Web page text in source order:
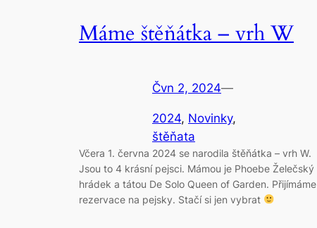
Máme štěňátka – vrh W
Čvn 2, 2024—
2024, Novinky
štěňata
Včera 1. června 2024 se narodila štěňátka – vrh W.
Jsou to 4 krásní pejsci. Mámou je Phoebe Želečský
hrádek a tátou De Solo Queen of Garden. Přijímáme
rezervace na pejsky. Stačí si jen vybrat